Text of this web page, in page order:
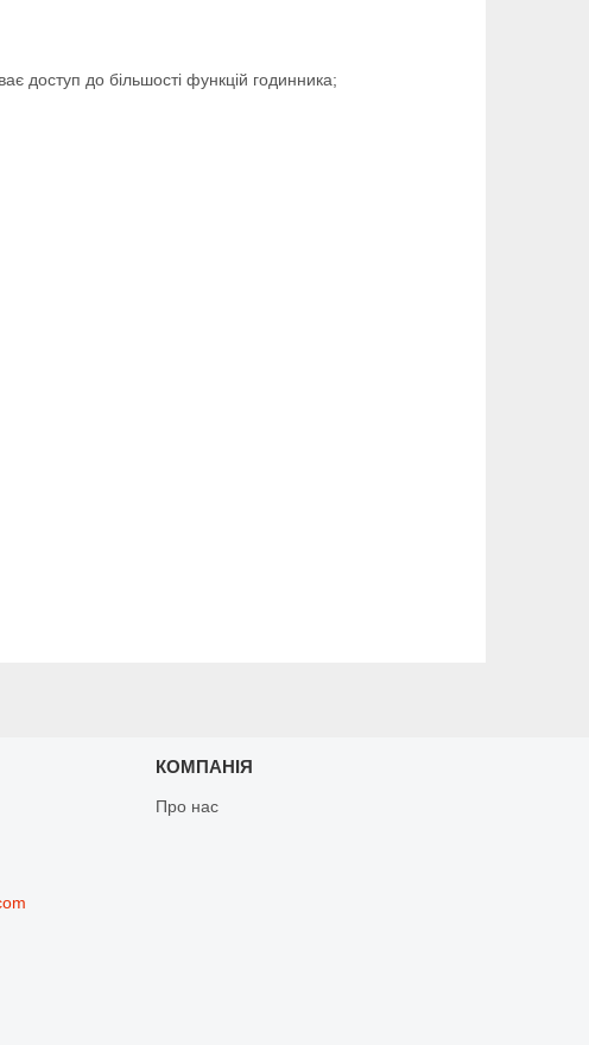
доступ до більшості функцій годинника;
КОМПАНІЯ
Про нас